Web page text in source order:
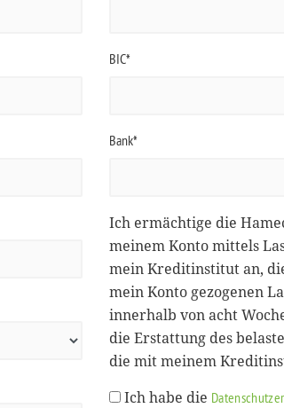
BIC*
Bank*
Ich ermächtige die
meinem Konto mittels
mein Kreditinstitut an,
mein Konto gezogenen
innerhalb von acht
die Erstattung des
die mit meinem
Ich habe die